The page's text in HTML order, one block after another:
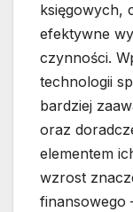
księgowych,
efektywne
czynności.
technologii
bardziej
oraz
elementem
wzrost
finansowego